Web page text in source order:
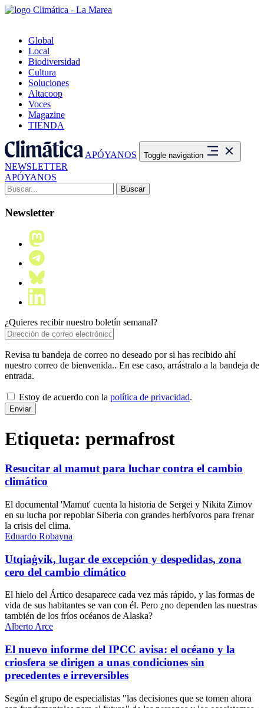
Global
Local
Biodiversidad
Cultura
Soluciones
Altacoop
Voces
Magazine
TIENDA
APÓYANOS Toggle navigation
NEWSLETTER
APÓYANOS
Buscar:
Newsletter
¿Quieres recibir nuestro boletín semanal?
Revisa tu bandeja de correo no deseado por si has recibido ahí
nuestro correo de bienvenida.. En ese caso, arrástralo a la bandeja de
entrada.
Estoy de acuerdo con la política de privacidad.
Etiqueta: permafrost
Resucitar al mamut para luchar contra el cambio
climático
El documental 'Mamut' cuenta la historia de Sergei y Nikita Zimov
en su lucha por repoblar Siberia con grandes herbívoros para frenar
la crisis del clima.
Eduardo Robayna
Utqiaġvik, lugar de excepción y despedidas, zona
cero del cambio climático
El hielo del Ártico desaparece cada vez más rápido, y las formas de
vida de sus habitantes se van con él. Pero ¿no dependen las nuestras
también de los fríos océanos de Alaska?
Alberto Arce
El nuevo informe del IPCC avisa: el océano y la
criosfera se dirigen a unas condiciones sin
precedentes e irreversibles
Según el grupo de especialistas "las decisiones que se tomen ahora